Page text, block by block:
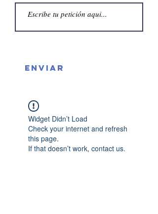
Enviar
Widget Didn’t Load
Check your internet and refresh
this page.
If that doesn’t work, contact us.